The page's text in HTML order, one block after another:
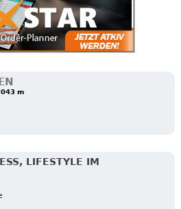
m
LIFESTYLE IM